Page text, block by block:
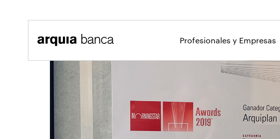
Profesionales y Empresas